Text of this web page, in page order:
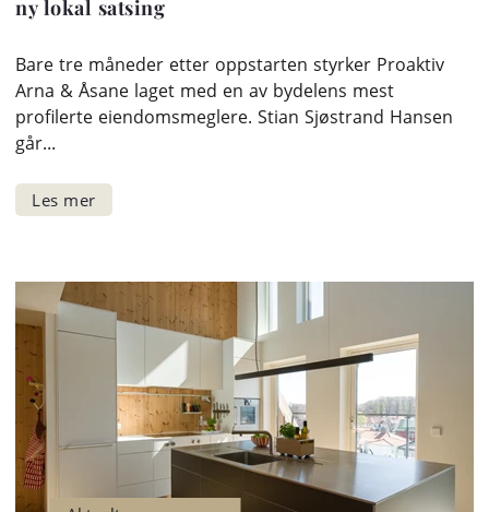
ny lokal satsing
Bare tre måneder etter oppstarten styrker Proaktiv
Arna & Åsane laget med en av bydelens mest
profilerte eiendomsmeglere. Stian Sjøstrand Hansen
går...